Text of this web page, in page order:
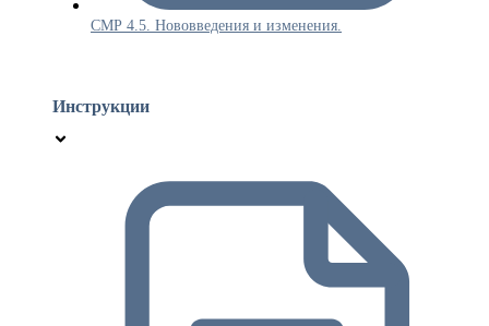
СМР 4.5. Нововведения и изменения.
Инструкции